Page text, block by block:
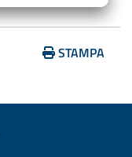
STAMPA